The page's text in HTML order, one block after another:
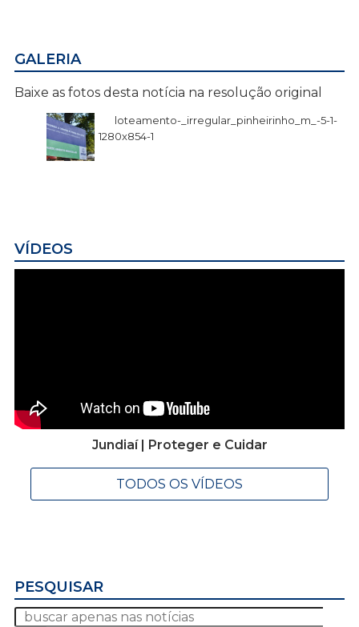
GALERIA
Baixe as fotos desta notícia na resolução original
loteamento-_irregular_pinheirinho_m_-5-1-
1280x854-1
VÍDEOS
Jundiaí | Proteger e Cuidar
TODOS OS VÍDEOS
PESQUISAR